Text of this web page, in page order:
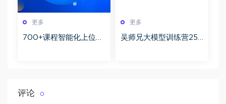
更多
700+课程智能化上位机
更多
吴师兄大模型训练营25
评论 0